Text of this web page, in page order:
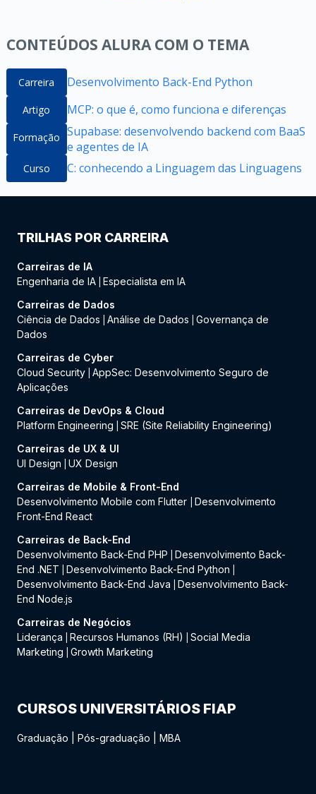
CONTEÚDOS ALURA COM O TEMA
Carreira Desenvolvimento Back-End Python
Artigo MCP: o que é, como funciona e diferenças
Formação Supabase: desenvolvendo backend com BaaS
e agentes de IA
Curso C: conhecendo a Linguagem das Linguagens
TRILHAS POR CARREIRA
Carreiras de IA
Engenharia de IA Especialista em IA
Carreiras de Dados
Ciência de Dados
Análise de Dados
Governança de
Dados
Carreiras de Cyber
Cloud Security AppSec: Desenvolvimento Seguro de
Aplicações
Carreiras de DevOps & Cloud
Platform Engineering
SRE (Site Reliability Engineering)
Carreiras de UX & UI
UI Design
UX Design
Carreiras de Mobile & Front-End
Desenvolvimento Mobile com Flutter
Desenvolvimento
Front-End React
Carreiras de Back-End
Desenvolvimento Back-End PHP
Desenvolvimento Back-
End .NET
Desenvolvimento Back-End Python
Desenvolvimento Back-End Java
Desenvolvimento Back-
End Node.js
Carreiras de Negócios
Liderança
Recursos Humanos (RH)
Social Media
Marketing
Growth Marketing
CURSOS UNIVERSITÁRIOS FIAP
Graduação Pós-graduação MBA